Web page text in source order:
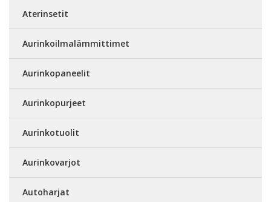
Aterinsetit
Aurinkoilmalämmittimet
Aurinkopaneelit
Aurinkopurjeet
Aurinkotuolit
Aurinkovarjot
Autoharjat